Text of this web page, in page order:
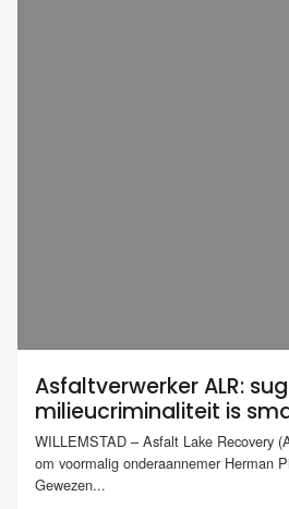
Asfaltverwerker ALR:
milieucriminaliteit is
WILLEMSTAD – Asfalt Lake Recovery
om voormalig onderaannemer Herman
Gewezen...